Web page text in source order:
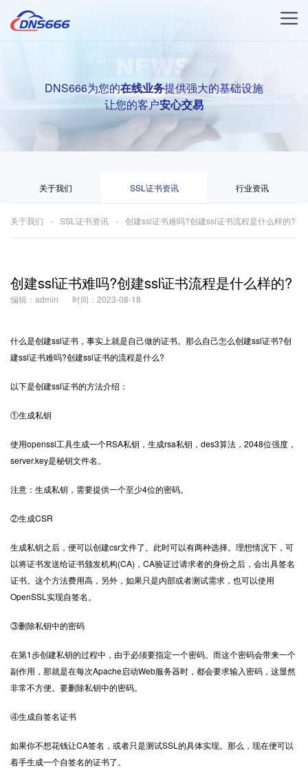
DNS666为您的在线业务提供强大的基础设施
让您的客户安心交易
关于我们 SSL证书资讯 行业资讯
关于我们 SSL证书资讯 创建ssl证书难吗?创建ssl证书流程是什么样的?
创建ssl证书难吗?创建ssl证书流程是什么样的?
编辑：admin 时间：2023-08-18
什么是创建ssl证书 ，事实上就是自己做的证书。那么自己怎么创建ssl证书?创
建ssl证书难吗?创建ssl证书的流程是什么?
以下是创建ssl证书的方法介绍：
①生成私钥
使用openssl工具生成一个RSA私钥，生成rsa私钥，des3算法，2048位强度，
server.key是秘钥文件名。
注意：生成私钥，需要提供一个至少4位的密码。
②生成CSR
生成私钥之后，便可以创建csr文件了。此时可以有两种选择。理想情况下，可
以将证书发送给证书颁发机构(CA)，CA验证过请求者的身份之后，会出具签名
证书。这个方法费用高，另外，如果只是内部或者测试需求，也可以使用
OpenSSL实现自签名。
③删除私钥中的密码
在第1步创建私钥的过程中，由于必须要指定一个密码。而这个密码会带来一个
副作用，那就是在每次Apache启动Web服务器时，都会要求输入密码，这显然
非常不方便。要删除私钥中的密码。
④生成自签名证书
如果你不想花钱让CA签名，或者只是测试SSL的具体实现。那么，现在便可以
着手生成一个自签名的证书了。